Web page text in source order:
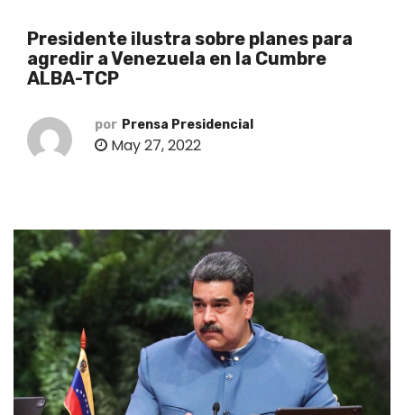
Presidente ilustra sobre planes para
agredir a Venezuela en la Cumbre
ALBA-TCP
por Prensa Presidencial
May 27, 2022